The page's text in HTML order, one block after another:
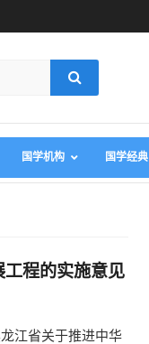
国学机构 国学经典
程的实施意见
江省关于推进中华